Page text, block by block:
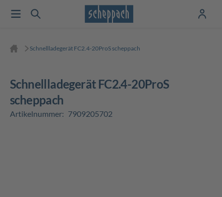
Schnellladegerät FC2.4-20ProS scheppach
Schnellladegerät FC2.4-20ProS
scheppach
Artikelnummer: 7909205702